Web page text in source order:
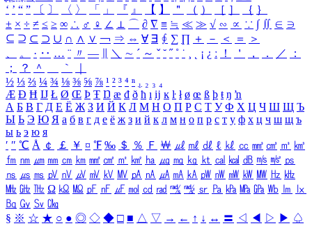
‘ ’ “ ” 〔 〕 〈 〉 「 」 『 』 【 】 ＂ （ ） ［ ］ ｛ ｝
± × ÷ ≠ ≤ ≥ ∞ ∴ ♂ ♀ ∠ ⊥ ⌒ ∂ ∇ ≡ ≒ ≪ ≫ √ ∽ ∝ ∵ ∫ ∬ ∈ ∋
⊆ ⊇ ⊂ ⊃ ∪ ∩ ∧ ∨ ￢ ⇒ ⇔ ∀ ∃ ∮ ∑ ∏ ＋ － ＜ ＝
＞
、
。 · ‥ … ¨ 〃 ― ＼ ∼ ´ ～ ˇ ˘ ˝ ˚ ˙ ¸ ¡ ¿ ː ！ ＇ ， ． ／
：
；
？ ＾ ｀
½ ⅓ ⅔ ¼ ¾ ⅛ ⅜ ⅝ ⅞ ¹ ² ³ ⁴ ⁿ ₁ ₂ ₃ ₄
Æ Ð Ħ Ĳ Ł Ø Œ Þ Ŧ Ŋ æ đ ð ħ ı ĳ ĸ ŀ ł ø œ ß þ ŧ ŋ ŉ
А Б В Г Д Е Ё Ж З И Й К Л М Н О П Р С Т У Ф Х Ц Ч Ш Щ Ъ
Ы Ь Э Ю Я а б в г д е ё ж з и й к л м н о п р с т у ф х ц ч ш щ ъ
ы ь э ю я
′ ″ ℃ Å ￠ ￡ ￥ ¤ ℉ ‰ ＄ ％ Ｆ ￦ ㎕ ㎖ ㎗ ℓ ㎘ ㏄ ㎣ ㎤ ㎥ ㎦
㎙ ㎚ ㎛ ㎜ ㎝ ㎞ ㎟ ㎠ ㎡ ㎢ ㏊ ㎍ ㎎ ㎏ ㏏ ㎈ ㎉ ㏈ ㎧ ㎨ ㎰
㎱ ㎲ ㎳ ㎴ ㎵ ㎶ ㎷ ㎸ ㎹ ㎀ ㎁ ㎂ ㎃ ㎄ ㎺ ㎻ ㎽ ㎾ ㎿ ㎐ ㎑
㎒ ㎓ ㎔ Ω ㏀ ㏁ ㎊ ㎋ ㎌ ㏖ ㏅ ㎭ ㎮ ㎯ ㏛ ㎩ ㎪ ㎫ ㎬ ㏝ ㏐
㏓
㏃ ㏉ ㏜ ㏆
§ ※ ☆ ★ ○ ● ◎ ◇ ◆ □ ■ △ ▽ → ← ↑ ↓ ↔ 〓 ◁ ◀ ▷ ▶ ♤